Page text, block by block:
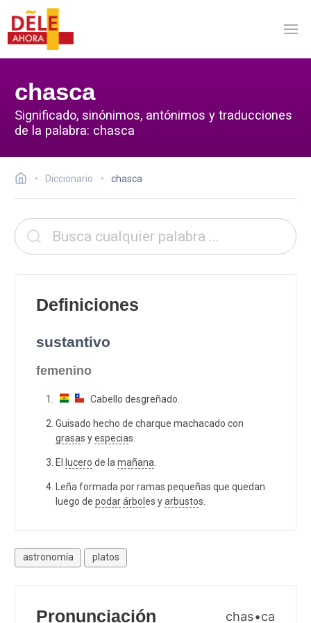
chasca
Significado, sinónimos, antónimos y traducciones
de la palabra: chasca
Diccionario chasca
Definiciones
sustantivo
femenino
Cabello desgreñado.
Guisado hecho de charque machacado con
grasas yespecias.
El lucero de la mañana
Leña formada por ramas pequeñas que quedan
luego de podarárbol es yarbustos.
astronomía platos
Pronunciación chas•ca